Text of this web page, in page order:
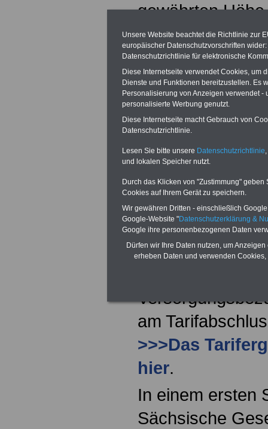
gewährten
einfachen und
zur BesGr. A9
eine nicht
Strukturzulage
aber nicht an
teilnimmt.
Tarifergebnis
und 2023
Für die
Ausnahme
am
>>>Das
hier.
In einem ersten
Sächsische
Unsere Website beachtet die Richtlinie zur
europäischer Datenschutzvorschriften
Datenschutzrichtlinie für elektronische
Diese Internetseite verwendet Cookies, um
Dienste und Funktionen bereitzustellen. Es
Personalisierung von Anzeigen verwendet
personalisierte Werbung genutzt.
Diese Internetseite macht Gebrauch von
Datenschutzrichtlinie.
Lesen Sie bitte unsere Datenschutzrichtlinie
und lokalen Speicher nutzt.
Durch das Klicken von "Zustimmung"
Cookies auf Ihrem Gerät zu speichern.
Wir gewähren Dritten - einschließlich
Google-Website "Datenschutzerklärung &
Google ihre personenbezogenen Daten
Dürfen wir Ihre Daten nutzen, um
erheben Daten und verwenden